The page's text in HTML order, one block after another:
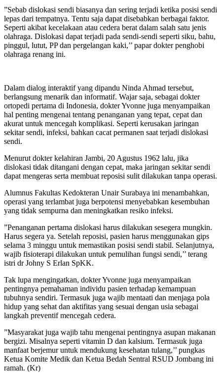
”Sebab dislokasi sendi biasanya dan sering terjadi ketika posisi sendi
lepas dari tempatnya. Tentu saja dapat disebabkan berbagai faktor.
Seperti akibat kecelakaan atau cedera berat dalam salah satu jenis
olahraga. Dislokasi dapat terjadi pada sendi-sendi seperti siku, bahu,
pinggul, lutut, PP dan pergelangan kaki,’’ papar dokter penghobi
olahraga renang ini.
Dalam dialog interaktif yang dipandu Ninda Ahmad tersebut,
berlangsung menarik dan informatif. Wajar saja, sebagai dokter
ortopedi pertama di Indonesia, dokter Yvonne juga menyampaikan
hal penting mengenai tentang penanganan yang tepat, cepat dan
akurat untuk mencegah komplikasi. Seperti kerusakan jaringan
sekitar sendi, infeksi, bahkan cacat permanen saat terjadi dislokasi
sendi.
Menurut dokter kelahiran Jambi, 20 Agustus 1962 lalu, jika
dislokasi tidak ditangani dengan cepat, maka jaringan sekitar sendi
dapat mengeras serta membuat reposisi sulit dilakukan tanpa operasi.
Alumnus Fakultas Kedokteran Unair Surabaya ini menambahkan,
operasi yang terlambat juga berpotensi menyebabkan kesembuhan
yang tidak sempurna dan meningkatkan resiko infeksi.
”Penanganan pertama dislokasi harus dilakukan sesegera mungkin.
Harus segera ya. Setelah reposisi, pasien harus menggunakan gips
selama 3 minggu untuk memastikan posisi sendi stabil. Selanjutnya,
wajib fisioterapi dilakukan untuk pemulihan fungsi sendi,’’ terang
istri dr Johny S Erlan SpKK.
Tak lupa mengingatkan, dokter Yvonne juga menyampaikan
pentingnya pemahaman individu pasien terhadap kemampuan
tubuhnya sendiri. Termasuk juga wajib mentaati dan menjaga pola
hidup yang sehat dan aktifitas yang sesuai dengan usia sebagai
langkah preventif mencegah cedera.
”Masyarakat juga wajib tahu mengenai pentingnya asupan makanan
bergizi. Misalnya seperti vitamin D dan kalsium. Termasuk juga
manfaat berjemur untuk mendukung kesehatan tulang,’’ pungkas
Ketua Komite Medik dan Ketua Bedah Sentral RSUD Jombang ini
ramah. (Kr)